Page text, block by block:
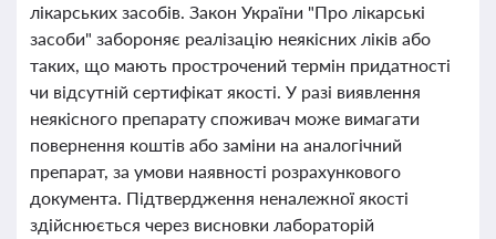
лікарських засобів. Закон України "Про лікарські
засоби" забороняє реалізацію неякісних ліків або
таких, що мають прострочений термін придатності
чи відсутній сертифікат якості. У разі виявлення
неякісного препарату споживач може вимагати
повернення коштів або заміни на аналогічний
препарат, за умови наявності розрахункового
документа. Підтвердження неналежної якості
здійснюється через висновки лабораторій